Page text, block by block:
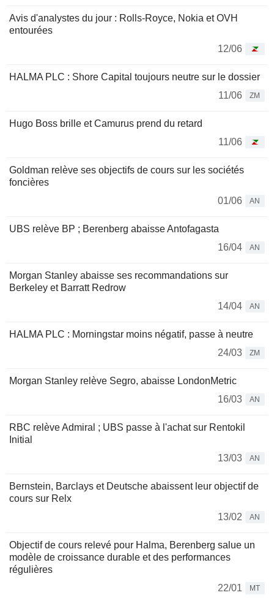
Avis d'analystes du jour : Rolls-Royce, Nokia et OVH
entourées
12/06
HALMA PLC : Shore Capital toujours neutre sur le dossier
11/06
ZM
Hugo Boss brille et Camurus prend du retard
11/06
Goldman relève ses objectifs de cours sur les sociétés
foncières
01/06
AN
UBS relève BP ; Berenberg abaisse Antofagasta
16/04
AN
Morgan Stanley abaisse ses recommandations sur
Berkeley et Barratt Redrow
14/04
AN
HALMA PLC : Morningstar moins négatif, passe à neutre
24/03
ZM
Morgan Stanley relève Segro, abaisse LondonMetric
16/03
AN
RBC relève Admiral ; UBS passe à l'achat sur Rentokil
Initial
13/03
AN
Bernstein, Barclays et Deutsche abaissent leur objectif de
cours sur Relx
13/02
AN
Objectif de cours relevé pour Halma, Berenberg salue un
modèle de croissance durable et des performances
régulières
22/01
MT